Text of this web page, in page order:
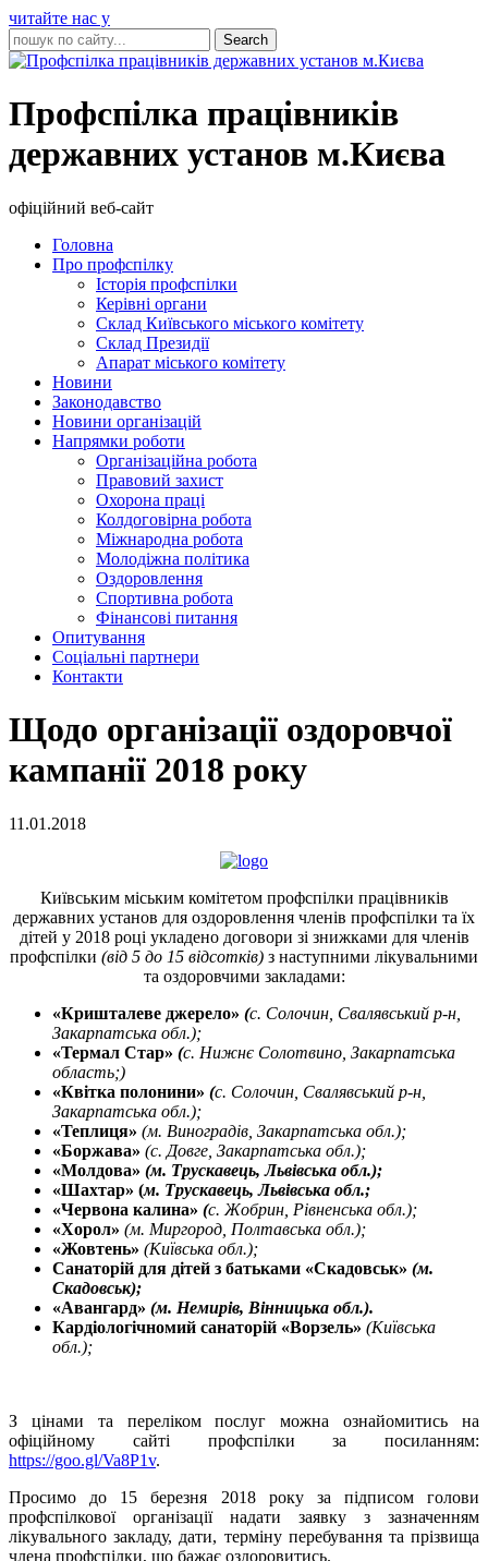
читайте нас у
Профспілка працівників
державних установ м.Києва
офіційний веб-сайт
Головна
Про профспілку
Історія профспілки
Керівні органи
Склад Київського міського комітету
Склад Президії
Апарат міського комітету
Новини
Законодавство
Новини організацій
Напрямки роботи
Організаційна робота
Правовий захист
Охорона праці
Колдоговірна робота
Міжнародна робота
Молодіжна політика
Оздоровлення
Спортивна робота
Фінансові питання
Опитування
Соціальні партнери
Контакти
Щодо організації оздоровчої
кампанії 2018 року
11.01.2018
Київським міським комітетом профспілки працівників
державних установ для оздоровлення членів профспілки та їх
дітей у 2018 році укладено договори зі знижками для членів
профспілки (від 5 до 15 відсотків) з наступними лікувальними
та оздоровчими закладами:
«Кришталеве джерело» (с. Солочин, Свалявський р-н,
Закарпатська обл.);
«Термал Стар» (с. Нижнє Солотвино, Закарпатська
область;)
«Квітка полонини» (с. Солочин, Свалявський р-н,
Закарпатська обл.);
«Теплиця» (м. Виноградів, Закарпатська обл.);
«Боржава» (с. Довге, Закарпатська обл.);
«Молдова» (м. Трускавець, Львівська обл.);
«Шахтар» (м. Трускавець, Львівська обл.;
«Червона калина» (с. Жобрин, Рівненська обл.);
«Хорол» (м. Миргород, Полтавська обл.);
«Жовтень» (Київська обл.);
Санаторій для дітей з батьками «Скадовськ» (м.
Скадовськ);
«Авангард» (м. Немирів, Вінницька обл.).
Кардіологічномий санаторій «Ворзель» (Київська
обл.);
З цінами та переліком послуг можна ознайомитись на
офіційному сайті профспілки за посиланням:
https://goo.gl/Va8P1v.
Просимо до 15 березня 2018 року за підписом голови
профспілкової організації надати заявку з зазначенням
лікувального закладу, дати, терміну перебування та прізвища
члена профспілки, що бажає оздоровитись.